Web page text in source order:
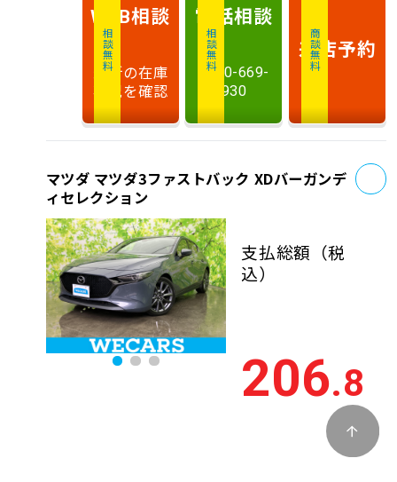
相談無料
WEB相談
最新の在庫
状況を確認
相談無料
電話相談
0120-669-
930
商談無料
来店予約
マツダ マツダ3ファストバック XDバーガンデ
ィセレクション
支払総額 （税
込）
206.8